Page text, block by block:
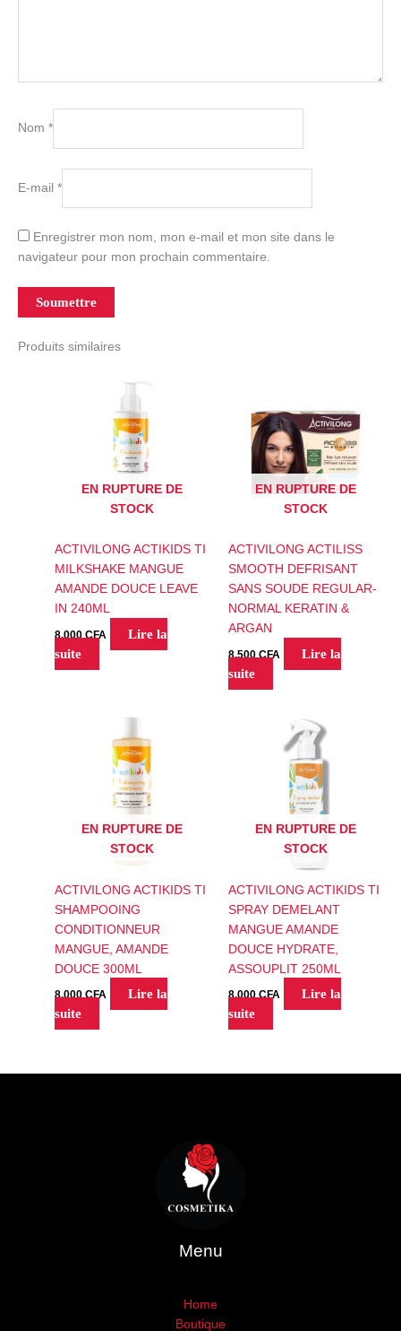
Nom *
E-mail *
Enregistrer mon nom, mon e-mail et mon site dans le
navigateur pour mon prochain commentaire.
Produits similaires
EN RUPTURE DE
STOCK
ACTIVILONG ACTIKIDS TI
MILKSHAKE MANGUE
AMANDE DOUCE LEAVE
IN 240ML
8,000CFA
Lire la
suite
EN RUPTURE DE
STOCK
ACTIVILONG ACTILISS
SMOOTH DEFRISANT
SANS SOUDE REGULAR-
NORMAL KERATIN &
ARGAN
8,500CFA
Lire la
suite
EN RUPTURE DE
STOCK
ACTIVILONG ACTIKIDS TI
SHAMPOOING
CONDITIONNEUR
MANGUE, AMANDE
DOUCE 300ML
8,000CFA
Lire la
suite
EN RUPTURE DE
STOCK
ACTIVILONG ACTIKIDS TI
SPRAY DEMELANT
MANGUE AMANDE
DOUCE HYDRATE,
ASSOUPLIT 250ML
8,000CFA
Lire la
suite
Menu
Home
Boutique